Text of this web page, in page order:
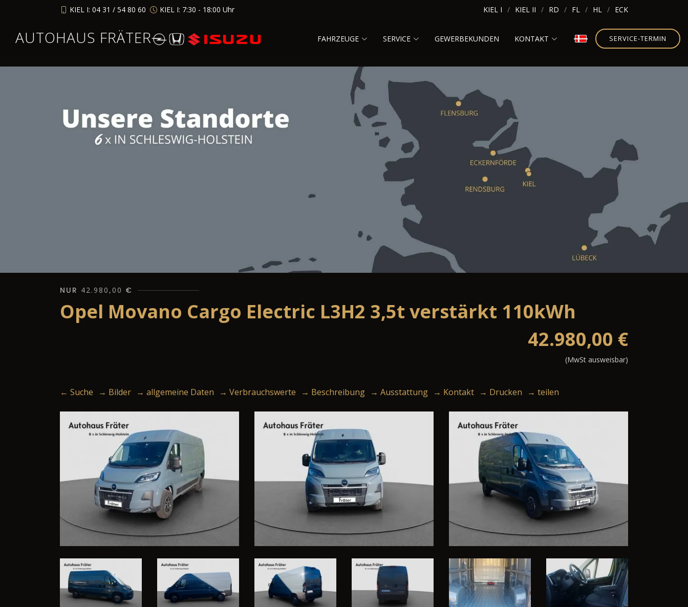
KIEL I: 04 31 / 54 80 60 KIEL I: 7:30 - 18:00 Uhr KIEL I KIEL II RD FL HL ECK
AUTOHAUS FRÄTER FAHRZEUGE SERVICE GEWERBEKUNDEN KONTAKT SERVICE-TERMIN
NUR 42.980,00 €
Opel Movano Cargo Electric L3H2 3,5t verstärkt 110kWh
42.980,00 €
(MwSt ausweisbar)
← Suche → Bilder → allgemeine Daten → Verbrauchswerte → Beschreibung → Ausstattung → Kontakt → Drucken → teilen